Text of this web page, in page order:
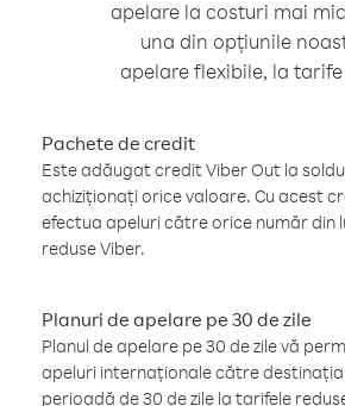
apelare la costuri mai
una din opțiunile
apelare flexibile, la tarife
Pachete de credit
Este adăugat credit Viber Out la
achiziționați orice valoare. Cu acest
efectua apeluri către orice număr din
reduse Viber.
Planuri de apelare pe 30 de zile
Planul de apelare pe 30 de zile vă
apeluri internaționale către destinația
perioadă de 30 de zile la tarifele